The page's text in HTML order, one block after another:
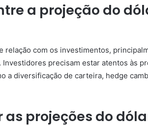
a projeção do
relação com os investimentos,
precisam estar atentos às
a diversificação de carteira, hedge
projeções do